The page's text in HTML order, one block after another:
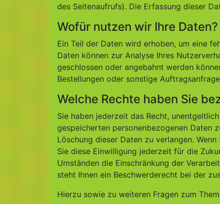
des Seitenaufrufs). Die Erfassung dieser
Wofür nutzen wir Ihre Daten?
Ein Teil der Daten wird erhoben, um eine
Daten können zur Analyse Ihres
geschlossen oder angebahnt werden
Bestellungen oder sonstige
Welche Rechte haben Sie
Sie haben jederzeit das Recht,
gespeicherten personenbezogenen Daten
Löschung dieser Daten zu verlangen.
Sie diese Einwilligung jederzeit für die
Umständen die Einschränkung der
steht Ihnen ein Beschwerderecht bei der
Hierzu sowie zu weiteren Fragen zum